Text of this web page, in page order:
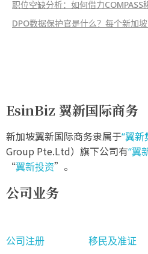
职位空缺分析：如何借力COMPASS
DPO数据保护官是什么？每个新加
EsinBiz 翼新国际商务
新加坡翼新国际商务隶属于“翼新
Group Pte.Ltd）旗下公司有“翼
“翼新投资”。
公司业务
公司注册 移民及准证